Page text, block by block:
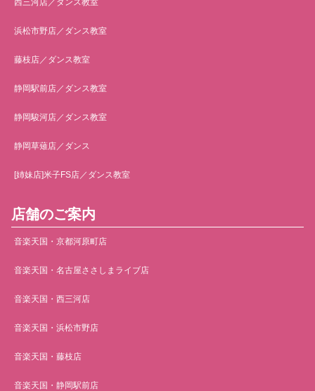
西三河店／ダンス教室
浜松市野店／ダンス教室
藤枝店／ダンス教室
静岡駅前店／ダンス教室
静岡駿河店／ダンス教室
静岡草薙店／ダンス
[姉妹店]米子FS店／ダンス教室
店舗のご案内
音楽天国・京都河原町店
音楽天国・名古屋ささしまライブ店
音楽天国・西三河店
音楽天国・浜松市野店
音楽天国・藤枝店
音楽天国・静岡駅前店